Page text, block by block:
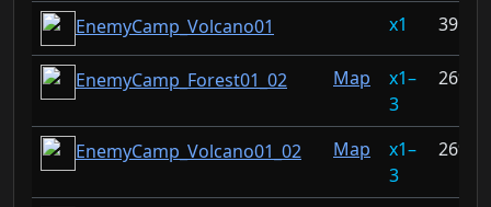
EnemyCamp_Volcano01 1
EnemyCamp_Forest01_02 Map
1–
3
26%
EnemyCamp_Volcano01_02 Map
1–
3
26%